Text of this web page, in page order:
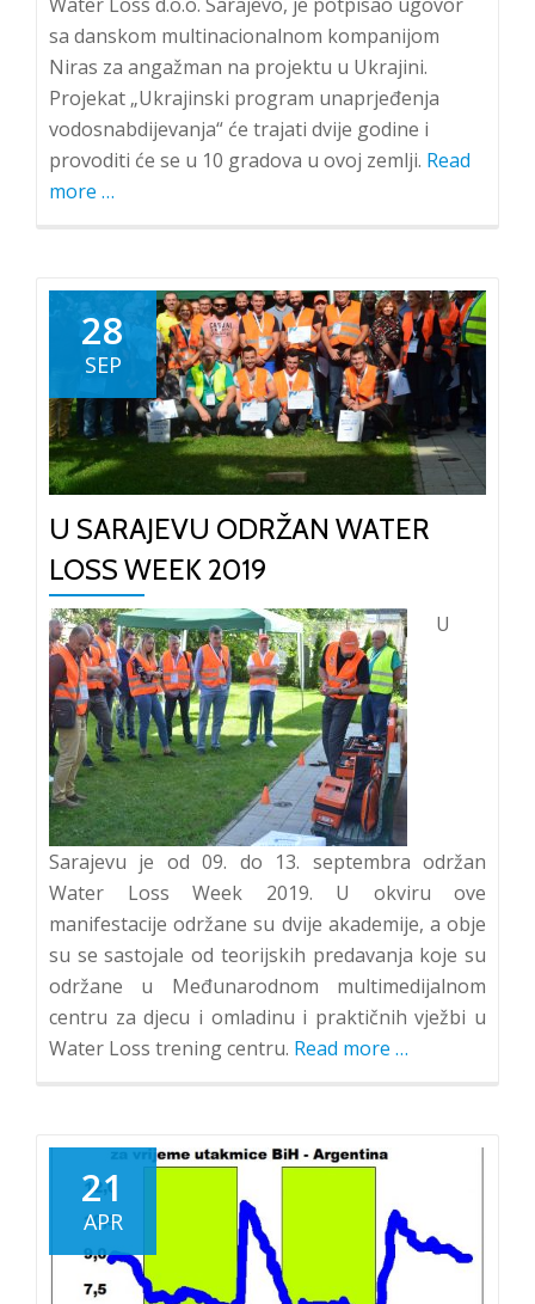
sa danskom multinacionalnom kompanijom
Niras za angažman na projektu u Ukrajini.
Projekat „Ukrajinski program unaprjeđenja
vodosnabdijevanja“ će trajati dvije godine i
provoditi će se u 10 gradova u ovoj zemlji. Read
more about
d.o.o.
angažovan
na
projektu
u
Ukrajini
…
28
SEP
U SARAJEVU ODRŽAN WATER
LOSS WEEK 2019
U
Sarajevu je od 09. do 13. septembra održan
Water Loss Week 2019. U okviru ove
manifestacije održane su dvije akademije, a obje
su se sastojale od teorijskih predavanja koje su
održane u Međunarodnom multimedijalnom
centru za djecu i omladinu i praktičnih vježbi u
Water Loss trening centru. Read more about
Loss
Week
…
21
APR